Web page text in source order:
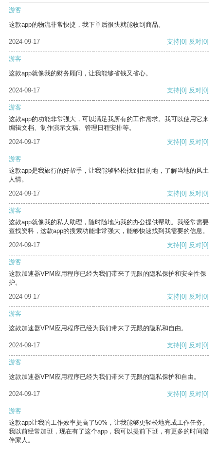
游客
这款app的物流非常快捷，我下单后很快就能收到商品。
2024-09-17 支持[0] 反对[0]
游客
这款app就像我的财务顾问，让我能够省钱又省心。
2024-09-17 支持[0] 反对[0]
游客
这款app的功能非常强大，可以满足我所有的工作需求。我可以使用它来
编辑文档、制作演示文稿、管理日程安排等。
2024-09-17
支持[0] 反对[0]
游客
这款app是我旅行的好帮手，让我能够轻松找到目的地，了解当地的风土
人情。
2024-09-17
支持[0] 反对[0]
游客
这款app就像我的私人助理，随时随地为我的办公提供帮助。我经常需要
查找资料，这款app的搜索功能非常强大，能够快速找到我需要的信息。
2024-09-17
支持[0] 反对[0]
游客
这款加速器VPM应用程序已经为我们带来了无限的隐私保护和安全性保
护。
2024-09-17
支持[0] 反对[0]
游客
这款加速器VPM应用程序已经为我们带来了无限的隐私和自由。
2024-09-17 支持[0] 反对[0]
游客
这款加速器VPM应用程序已经为我们带来了无限的隐私保护和自由。
2024-09-17 支持[0] 反对[0]
游客
这款app让我的工作效率提高了50%，让我能够更轻松地完成工作任务。
我以前经常加班，现在有了这个app，我可以提前下班，有更多的时间陪
伴家人。